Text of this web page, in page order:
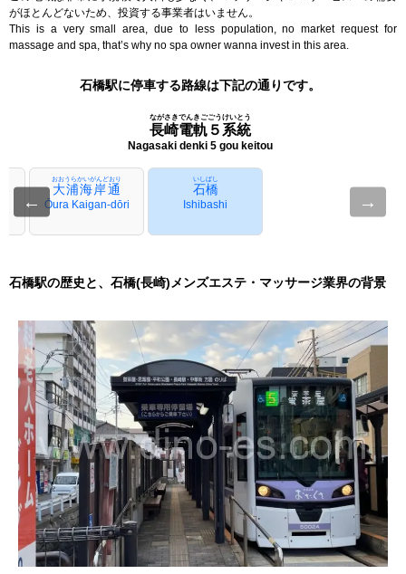
がほとんどないため、投資する事業者はいません。
This is a very small area, due to less population, no market request for
massage and spa, that’s why no spa owner wanna invest in this area.
石橋駅に停車する路線は下記の通りです。
長崎電軌５系統
ながさきでんきごごうけいとう
Nagasaki denki 5 gou keitou
←
大浦海岸通
おおうらかいがんどおり
Ōura Kaigan-dōri
石橋
いしばし
Ishibashi →
石橋駅の歴史と、石橋(長崎)メンズエステ・マッサージ業界の背景